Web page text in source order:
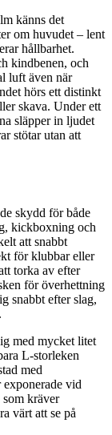
känns det
om huvudet – lent
hållbarhet.
kindbenen, och
luft även när
hörs ett distinkt
skava. Under ett
släpper in ljudet
stötar utan att
skydd för både
kickboxning och
att snabbt
för klubbar eller
torka av efter
för överhettning
snabbt efter slag,
med mycket litet
L-storleken
med
vid
som kräver
värt att se på